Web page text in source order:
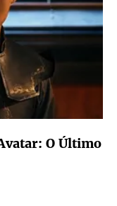
O Último